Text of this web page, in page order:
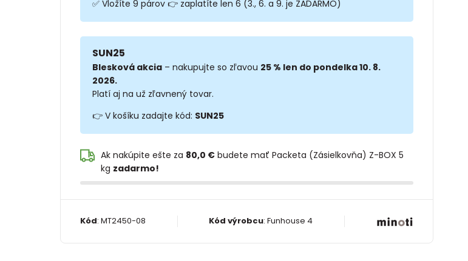
✅ Vložíte 9 párov 👉 zaplatíte len 6 (3., 6. a 9. je ZADARMO)
SUN25
Blesková akcia– nakupujte so zľavou 25 % len do pondelka 10. 8.
2026.
Platí aj na už zľavnený tovar.
👉 V košíku zadajte kód: SUN25
Ak nakúpite ešte za 80,0 €budete mať Packeta (Zásielkovňa) Z-BOX 5
kg zadarmo!
Kód: MT2450-08 Kód výrobcu:Funhouse 4